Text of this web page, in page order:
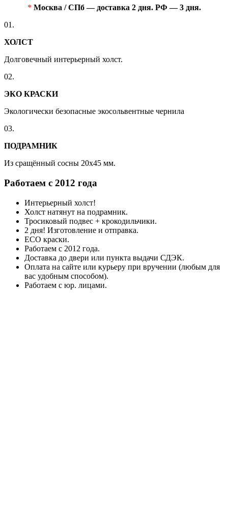
* Москва / СПб — доставка 2 дня. РФ — 3 дня.
01.
ХОЛСТ
Долговечный интерьерный холст.
02.
ЭКО КРАСКИ
Экологически безопасные экосольвентные чернила
03.
ПОДРАМНИК
Из сращённый сосны 20x45 мм.
Работаем с 2012 года
Интерьерный холст!
Холст натянут на подрамник.
Тросиковый подвес + крокодильчики.
2 дня! Изготовление и отправка.
ECO краски.
Работаем с 2012 года.
Доставка до двери или пункта выдачи СДЭК.
Оплата на сайте или курьеру при вручении (любым для
вас удобным способом).
Работаем с юр. лицами.